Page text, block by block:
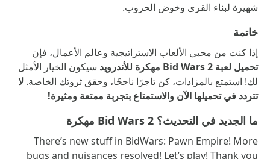
شهيرة لبناء القرى وخوض الحروب.
خاتمة
إذا كنت من محبي الألعاب الاستراتيجية وعالم الأعمال، فإن
تحميل لعبة Bid Wars 2 مهكرة للأندرويد
سيكون الخيار الأمثل
لك! استمتع بالمزادات، كن تاجرًا ناجحًا، وحقق ثروتك الخاصة. لا
تتردد في تحميلها الآن والاستمتاع بتجربة ممتعة ومثيرة!
ما الجديد في التحديث؟ Bid Wars 2 مهكرة
There’s new stuff in BidWars: Pawn Empire! More
bugs and nuisances resolved! Let’s play! Thank you